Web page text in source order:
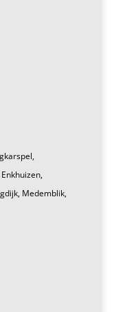
Medemblik,